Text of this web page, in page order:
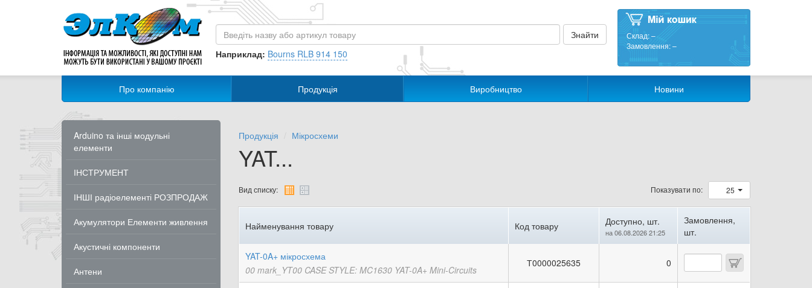
Наприклад: Bourns RLB 914 150
Склад:–
Замовлення:–
Про компанію Продукція Виробництво Новини
Arduino та інші модульні
елементи
ІНСТРУМЕНТ
ІНШІ радіоелементі РОЗПРОДАЖ
Акумулятори Елементи живлення
Акустичні компоненти
Антени
Продукція Мікросхеми
YAT...
Вид списку: Показувати по: 25
Найменування товару Код товару Доступно, шт.
на 06.08.2026 21:25
Замовлення,
шт.
YAT-0A+ мікросхема
00 mark_YT00 CASE STYLE: MC1630 YAT-0A+ Mini-Circuits
Т0000025635 0